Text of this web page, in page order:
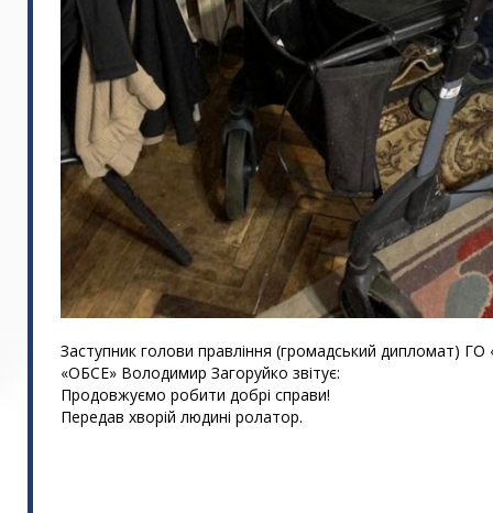
Заступник голови правління (громадський дипломат)
«ОБСЕ» Володимир Загоруйко звітує:
Продовжуємо робити добрі справи!
Передав хворій людині ролатор.